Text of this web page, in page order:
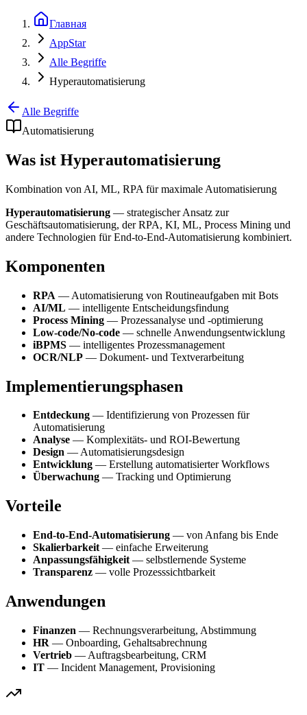
Главная
AppStar
Alle Begriffe
Hyperautomatisierung
Alle Begriffe
Automatisierung
Was ist Hyperautomatisierung
Kombination von AI, ML, RPA für maximale Automatisierung
Hyperautomatisierung — strategischer Ansatz zur
Geschäftsautomatisierung, der RPA, KI, ML, Process Mining und
andere Technologien für End-to-End-Automatisierung kombiniert.
Komponenten
RPA — Automatisierung von Routineaufgaben mit Bots
AI/ML — intelligente Entscheidungsfindung
Process Mining — Prozessanalyse und -optimierung
Low-code/No-code — schnelle Anwendungsentwicklung
iBPMS — intelligentes Prozessmanagement
OCR/NLP — Dokument- und Textverarbeitung
Implementierungsphasen
Entdeckung — Identifizierung von Prozessen für
Automatisierung
Analyse — Komplexitäts- und ROI-Bewertung
Design — Automatisierungsdesign
Entwicklung — Erstellung automatisierter Workflows
Überwachung — Tracking und Optimierung
Vorteile
End-to-End-Automatisierung — von Anfang bis Ende
Skalierbarkeit — einfache Erweiterung
Anpassungsfähigkeit — selbstlernende Systeme
Transparenz — volle Prozesssichtbarkeit
Anwendungen
Finanzen — Rechnungsverarbeitung, Abstimmung
HR — Onboarding, Gehaltsabrechnung
Vertrieb — Auftragsbearbeitung, CRM
IT — Incident Management, Provisioning